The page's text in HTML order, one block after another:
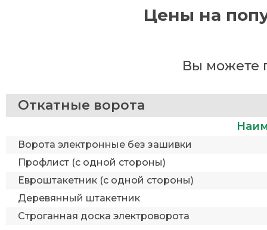
Цены на
Вы можете
Откатные ворота
Ворота электронные без зашивки
Профлист (с одной стороны)
Евроштакетник (с одной стороны)
Деревянный штакетник
Строганная доска электроворота